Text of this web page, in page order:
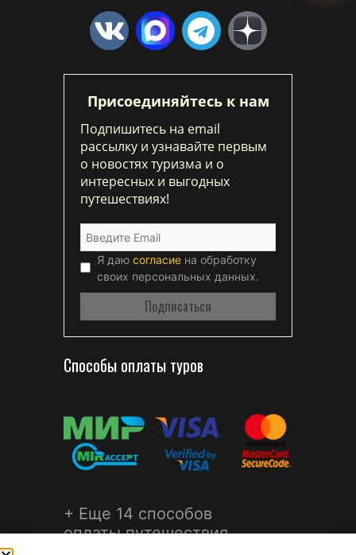
Присоединяйтесь к нам
Подпишитесь на email
рассылку и узнавайте первым
о новостях туризма и о
интересных и выгодных
путешествиях!
Я даю согласие на обработку
своих персональных данных.
Способы оплаты туров
+ Еще 14 способов
оплаты путешествия